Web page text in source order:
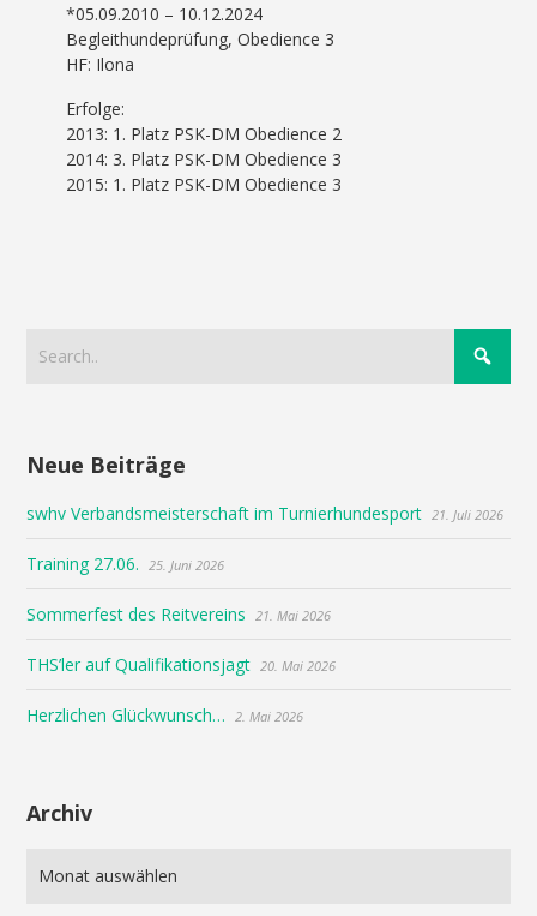
*05.09.2010 – 10.12.2024
Begleithundeprüfung, Obedience 3
HF: Ilona
Erfolge:
2013: 1. Platz PSK-DM Obedience 2
2014: 3. Platz PSK-DM Obedience 3
2015: 1. Platz PSK-DM Obedience 3
Neue Beiträge
swhv Verbandsmeisterschaft im Turnierhundesport 21. Juli 2026
Training 27.06. 25. Juni 2026
Sommerfest des Reitvereins 21. Mai 2026
THS’ler auf Qualifikationsjagt 20. Mai 2026
Herzlichen Glückwunsch… 2. Mai 2026
Archiv